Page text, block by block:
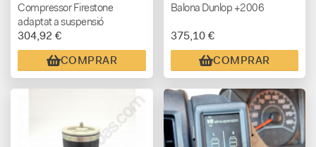
Compressor Firestone
adaptat a suspensió
neumatica 8 bar
304,92 €
COMPRAR
Balona Dunlop +2006
375,10 €
COMPRAR